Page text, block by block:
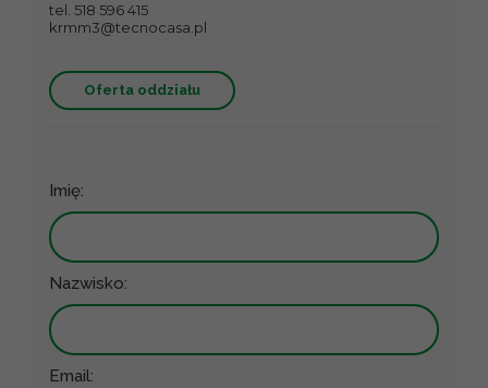
tel. 518 596 415
krmm3@tecnocasa.pl
Oferta oddziału
Imię:
Nazwisko:
Email: